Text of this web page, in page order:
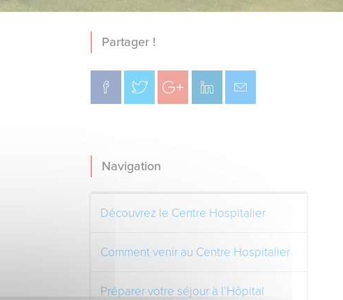
Partager !
Navigation
Découvrez le Centre Hospitalier
Comment venir au Centre Hospitalier
Préparer votre séjour à l’Hôpital